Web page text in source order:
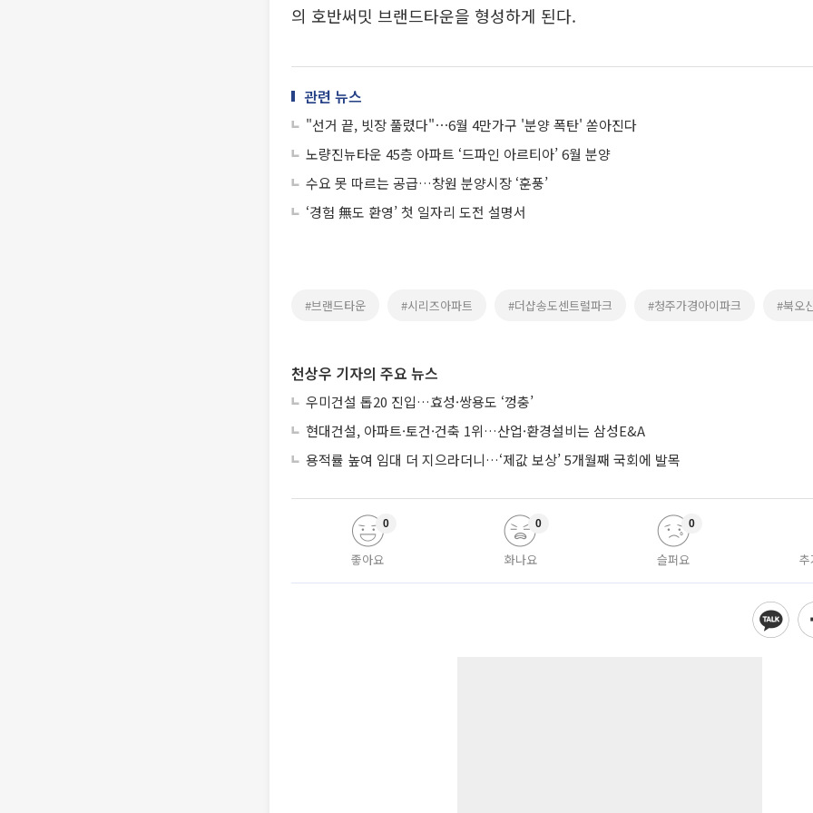
의 호반써밋 브랜드타운을 형성하게 된다.
관련 뉴스
"선거 끝, 빗장 풀렸다"⋯6월 4만가구 '분양 폭탄' 쏟아진다
노량진뉴타운 45층 아파트 ‘드파인 아르티아’ 6월 분양
수요 못 따르는 공급…창원 분양시장 ‘훈풍’
‘경험 無도 환영’ 첫 일자리 도전 설명서
#브랜드타운 #시리즈아파트 #더샵송도센트럴파크 #청주가경아이파크 #북오
천상우 기자의 주요 뉴스
우미건설 톱20 진입…효성·쌍용도 ‘껑충’
현대건설, 아파트·토건·건축 1위…산업·환경설비는 삼성E&A
용적률 높여 임대 더 지으라더니…‘제값 보상’ 5개월째 국회에 발목
좋아요
0
화나요
0
슬퍼요
0